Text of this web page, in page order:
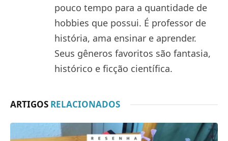
pouco tempo para a quantidade de
hobbies que possui. É professor de
história, ama ensinar e aprender.
Seus gêneros favoritos são fantasia,
histórico e ficção científica.
ARTIGOS RELACIONADOS